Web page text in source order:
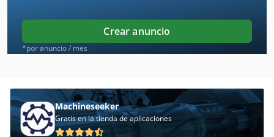
Agfa Rapiline
Agi
Coloración
Ctp
Crear anuncio
*por anuncio / mes
Machineseeker
Gratis en la tienda de aplicaciones